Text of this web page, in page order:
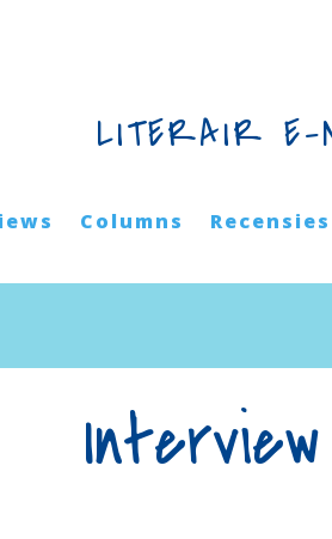
LITERAIR E-
Columns Recensies